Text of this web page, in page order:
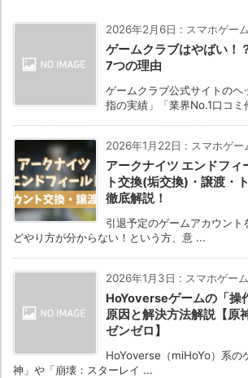
2026年2月6日 : スマホゲー
ゲームクラブはやばい！
7つの理由
ゲームクラブ公式サイトのヘ
指の実績」「業界No.1口コミ
2026年1月22日 : スマホゲー
アークナイツ エンドフィ
ト交換(垢交換)・譲渡・
徹底解説！
引退予定のゲームアカウント
どやり方が分からない！という方、意 ...
2026年1月3日 : スマホゲー
HoYoverseゲームの「操
原因と解決方法解説【原
ゼンゼロ】
HoYoverse（miHoYo）系の
神」や「崩壊：スターレイ ...